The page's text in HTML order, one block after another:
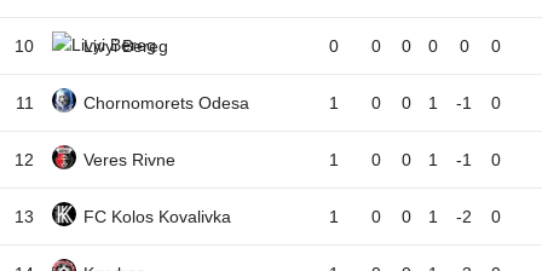
10 Livyi Bereg 0 0 0 0 0 0
11 Chornomorets Odesa 1 0 0 1 -1 0
12 Veres Rivne 1 0 0 1 -1 0
13 FC Kolos Kovalivka 1 0 0 1 -2 0